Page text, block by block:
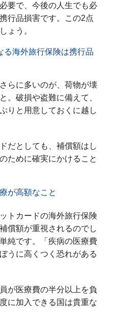
要で、今後の人生でも必
行品損害です。この2点
ょう。
る海外旅行保険は携行品
らに多いのが、荷物が壊
。破損や盗難に備えて、
りと用意しておくに越し
だとしても、補償額はし
ために確実にかけること
が高額なこと
トカードの海外旅行保険
償額が重視されるのでし
純です。「疾病の医療費
うに高くつく恐れがある
が医療費の半分以上を負
に加入できる国は貴重な